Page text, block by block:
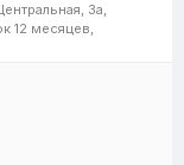
3а,
12 месяцев,